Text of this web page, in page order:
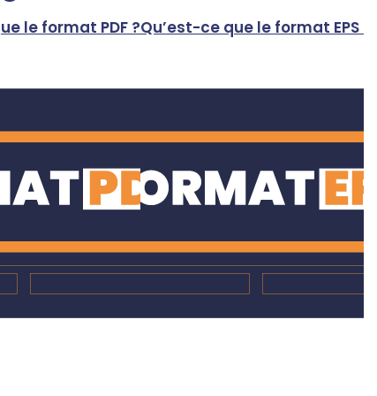
le format PDF ?Qu’est-ce que le format EPS ?